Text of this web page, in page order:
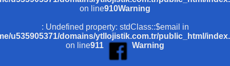
on line910Warning
: Undefined property: stdClass::$email in
u535905371/domains/ytllojistik.com.tr/public_html/
on line911 Warning